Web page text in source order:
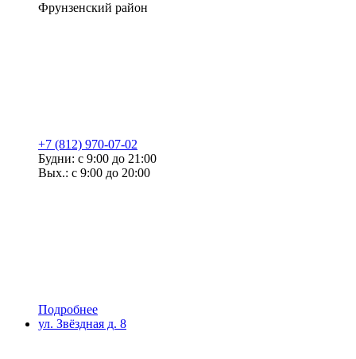
Фрунзенский район
+7 (812) 970-07-02
Будни: с 9:00 до 21:00
Вых.: с 9:00 до 20:00
Подробнее
ул. Звёздная д. 8